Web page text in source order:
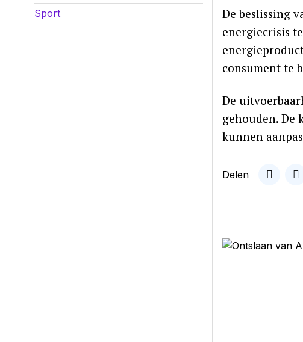
De beslissing
energiecrisis
consument te
De
gehouden. De
kunnen
Delen
Sport